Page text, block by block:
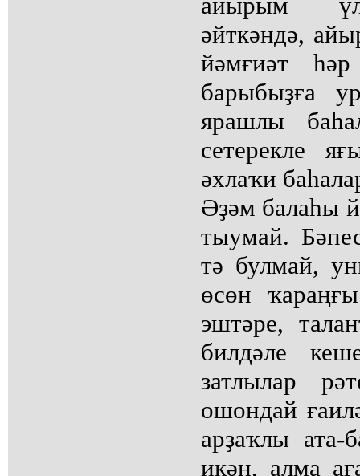
әйткәндә,
йәмғиәт
барыбыҙға
ярашлы
сетерекле
әхлаҡи
Әҙәм балаһы
тыумай.
тә булмай,
өсөн
эштәре,
билдәле
затлылар
ошондай
арҙаҡлы
икән, алма